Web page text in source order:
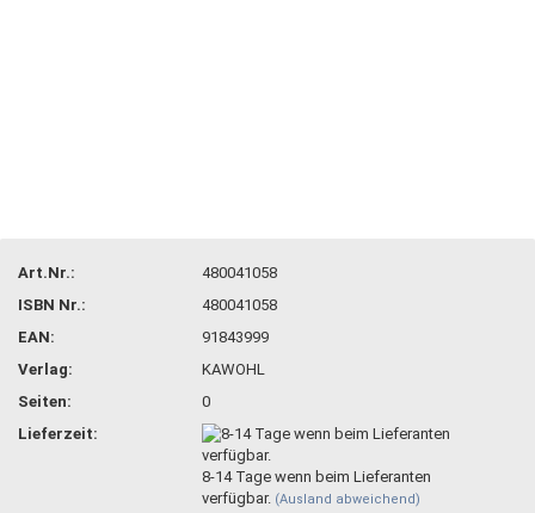
Art.Nr.:
480041058
ISBN Nr.:
480041058
EAN:
91843999
Verlag:
KAWOHL
Seiten:
0
Lieferzeit:
8-14 Tage wenn beim Lieferanten
verfügbar. (Ausland abweichend)